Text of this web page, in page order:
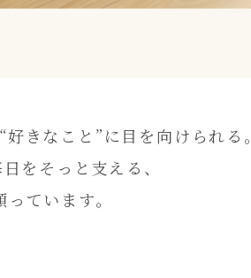
きなこと”に目を向けられる。
をそっと支える、
ています。